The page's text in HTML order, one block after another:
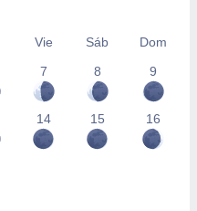
Vie Sáb
Dom
7 8 9
14 15 16